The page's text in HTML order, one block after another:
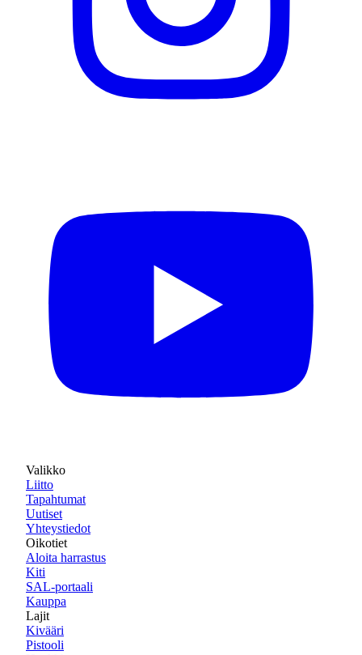
Valikko
Liitto
Tapahtumat
Uutiset
Yhteystiedot
Oikotiet
Aloita harrastus
Kiti
SAL-portaali
Kauppa
Lajit
Kivääri
Pistooli